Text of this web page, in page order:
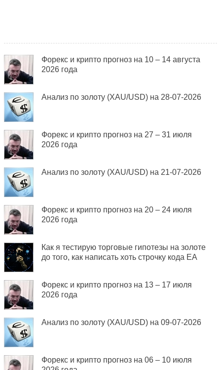
Форекс и крипто прогноз на 10 – 14 августа
2026 года
Анализ по золоту (XAU/USD) на 28-07-2026
Форекс и крипто прогноз на 27 – 31 июля
2026 года
Анализ по золоту (XAU/USD) на 21-07-2026
Форекс и крипто прогноз на 20 – 24 июля
2026 года
Как я тестирую торговые гипотезы на золоте
до того, как написать хоть строчку кода EA
Форекс и крипто прогноз на 13 – 17 июля
2026 года
Анализ по золоту (XAU/USD) на 09-07-2026
Форекс и крипто прогноз на 06 – 10 июля